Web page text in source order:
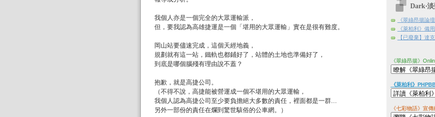
我個人亦是一個完全的大眾運輸派，
但，要我認為高雄捷運是一個「堪用的大眾運輸」實在是很有難度。
岡山站要儘速完成，這個天經地義，
規劃就有這一站，鐵軌也都鋪好了，站體的土地也準備好了，
到底是哪個腦殘有理由說不蓋？
抱歉，就是高捷公司。
（不得不說，高捷能被營運成一個不堪用的大眾運輸，
我個人認為高捷公司至少要負擔絕大多數的責任，裡面都是一群...
另外一部份的責任在爛到驚世駭俗的公車網。）
Dark‧
《翠綠昂揚論
《萊柏利》備
【已廢棄】達
《翠綠昂揚》
《萊柏利》
《七彩物語》宣傳